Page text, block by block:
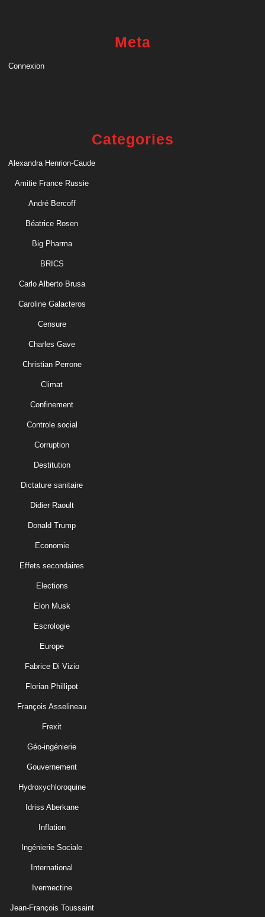
Meta
Connexion
Categories
Alexandra Henrion-Caude
Amitie France Russie
André Bercoff
Béatrice Rosen
Big Pharma
BRICS
Carlo Alberto Brusa
Caroline Galacteros
Censure
Charles Gave
Christian Perrone
Climat
Confinement
Controle social
Corruption
Destitution
Dictature sanitaire
Didier Raoult
Donald Trump
Economie
Effets secondaires
Elections
Elon Musk
Escrologie
Europe
Fabrice Di Vizio
Florian Phillipot
François Asselineau
Frexit
Géo-ingénierie
Gouvernement
Hydroxychloroquine
Idriss Aberkane
Inflation
Ingénierie Sociale
International
Ivermectine
Jean-François Toussaint